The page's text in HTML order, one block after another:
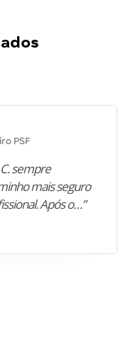
PSF
sempre
mais seguro
Após o…”